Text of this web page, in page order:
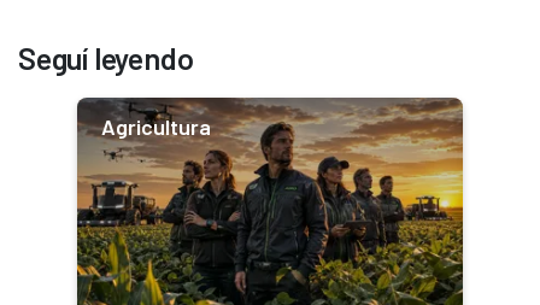
Seguí leyendo
Agricultura